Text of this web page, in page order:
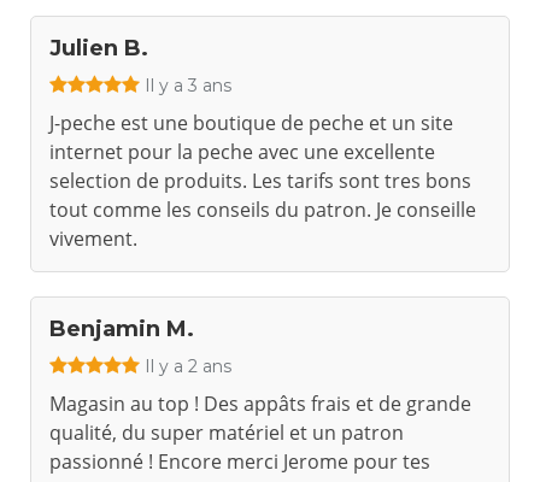
Julien B.
Il y a 3 ans
J-peche est une boutique de peche et un site
internet pour la peche avec une excellente
selection de produits. Les tarifs sont tres bons
tout comme les conseils du patron. Je conseille
vivement.
Benjamin M.
Il y a 2 ans
Magasin au top ! Des appâts frais et de grande
qualité, du super matériel et un patron
passionné ! Encore merci Jerome pour tes